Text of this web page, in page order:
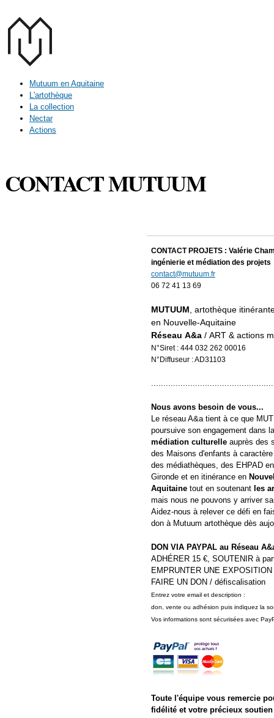
Mutuum en Aquitaine
L'artothèque
La collection
Nectar
Actions
CONTACT MUTUUM
CONTACT PROJETS : Valérie
ingénierie et médiation des projets
contact@mutuum.fr
06 72 41 13 69
MUTUUM , artothèque
en Nouvelle-Aquitaine
Réseau A&a / ART & actions
N°Siret : 444 032 262 00016
N°Diffuseur : AD31103
Nous avons besoin de vous...
Le réseau A&a tient à ce que
poursuive son engagement dans la
médiation culturelle auprès des
des Maisons d'enfants à
des médiathèques, des EHPAD
Gironde et en itinérance en
Aquitaine tout en soutenant les
mais nous ne pouvons y arriver
Aidez-nous à relever ce défi en
don à Mutuum artothèque dès
DON VIA PAYPAL au Réseau
ADHÉRER 15 €, SOUTENIR à
EMPRUNTER UNE EXPOSITION
FAIRE UN DON / défiscalisation
Entrez votre email et description :
don, vente ou adhésion puis indiquez la
Vos informations sont sécurisées avec
Toute l'équipe vous remercie
fidélité et votre précieux